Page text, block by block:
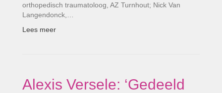
orthopedisch traumatoloog, AZ Turnhout; Nick Van
Langendonck,…
Lees meer
Alexis Versele: ‘Gedeeld